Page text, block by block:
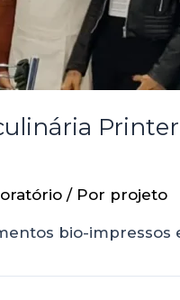
/ Por projeto
bio-